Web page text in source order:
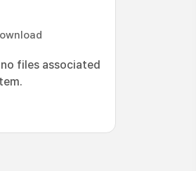
files associated